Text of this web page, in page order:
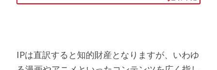
IPは直訳すると知的財産となりますが、いわゆ